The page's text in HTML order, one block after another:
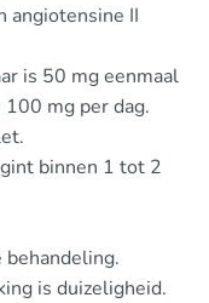
angiotensine II
is 50 mg eenmaal
mg per dag.
binnen 1 tot 2
behandeling.
is duizeligheid.